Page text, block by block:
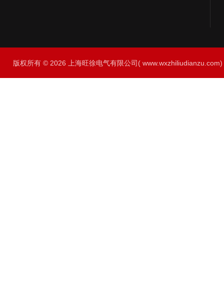
版权所有 © 2026 上海旺徐电气有限公司(